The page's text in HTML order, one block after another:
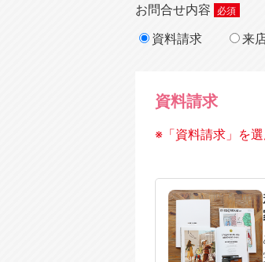
お問合せ内容
資料請求
来
資料請求
※「資料請求」を
規格住宅